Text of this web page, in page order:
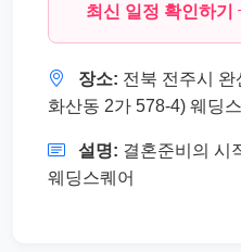
최신 일정 확인하기
장소: 전북 전주시
화산동 2가 578-4) 웨딩
설명: 결혼준비의 시
웨딩스퀘어